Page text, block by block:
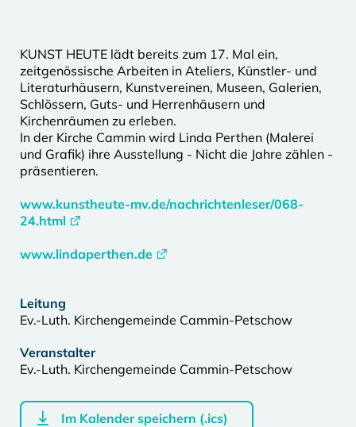
KUNST HEUTE lädt bereits zum 17. Mal ein,
zeitgenössische Arbeiten in Ateliers, Künstler- und
Literaturhäusern, Kunstvereinen, Museen, Galerien,
Schlössern, Guts- und Herrenhäusern und
Kirchenräumen zu erleben.
In der Kirche Cammin wird Linda Perthen (Malerei
und Grafik) ihre Ausstellung - Nicht die Jahre zählen -
präsentieren.
www.kunstheute-mv.de/nachrichtenleser/068-
24.html
www.lindaperthen.de
Leitung
Ev.-Luth. Kirchengemeinde Cammin-Petschow
Veranstalter
Ev.-Luth. Kirchengemeinde Cammin-Petschow
Im Kalender speichern (.ics)